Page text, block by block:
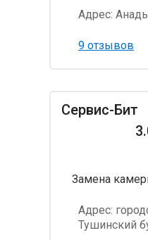
Адрес:
9 отзывов
Сервис-Бит
Замена
Адрес:
Тушинский